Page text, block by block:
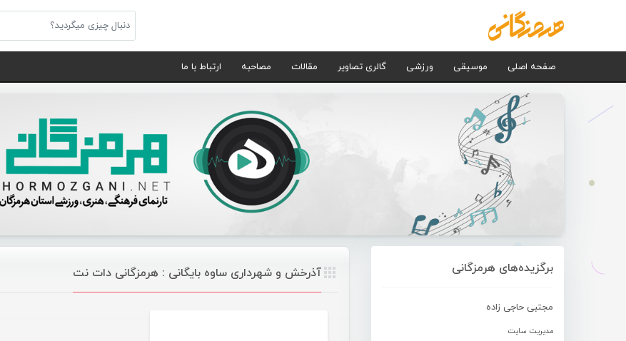
صفحه اصلی موسیقی ورزشی گالری تصاویر مقالات مصاحبه ارتباط با ما
برگزیده‌های هرمزگانی
مجتبی حاجی زاده
مدیریت سایت
آذرخش و شهرداری ساوه بایگانی : هرمزگانی دات نت